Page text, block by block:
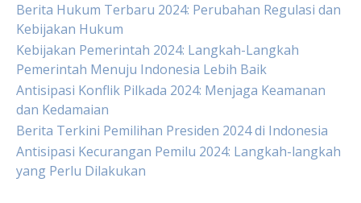
Berita Hukum Terbaru 2024: Perubahan Regulasi dan
Kebijakan Hukum
Kebijakan Pemerintah 2024: Langkah-Langkah
Pemerintah Menuju Indonesia Lebih Baik
Antisipasi Konflik Pilkada 2024: Menjaga Keamanan
dan Kedamaian
Berita Terkini Pemilihan Presiden 2024 di Indonesia
Antisipasi Kecurangan Pemilu 2024: Langkah-langkah
yang Perlu Dilakukan